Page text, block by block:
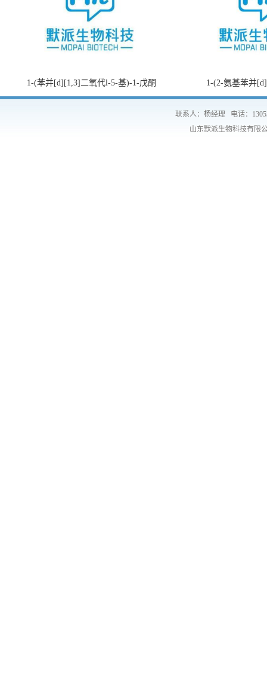
1-(苯并[d][1,3]二氧代l-5-基)-1-戊酮 1-(2-氨基苯并
联系人：杨经理 电话：
山东默派生物科技有限